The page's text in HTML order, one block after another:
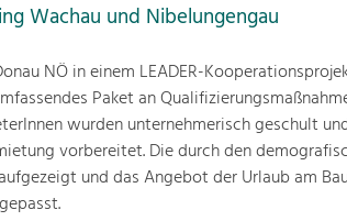
Wachau und Nibelungengau
NÖ in einem LEADER-
Paket an
wurden unternehmerisch geschult
vorbereitet. Die durch den
und das Angebot der Urlaub am